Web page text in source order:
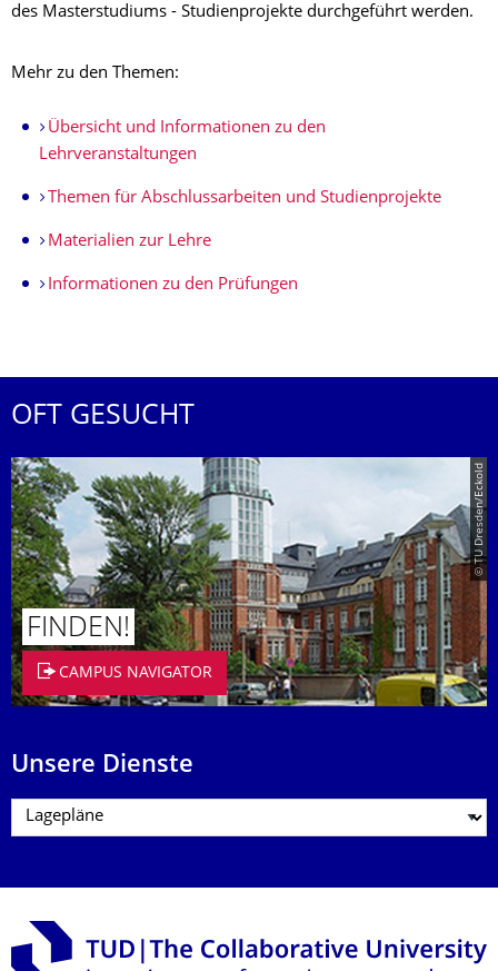
des Masterstudiums - Studienprojekte durchgeführt werden.
Mehr zu den Themen:
Übersicht und Informationen zu den
Lehrveranstaltungen
Themen für Abschlussarbeiten und Studienprojekte
Materialien zur Lehre
Informationen zu den Prüfungen
OFT GESUCHT
© TU Dresden/Eckold
FINDEN!
CAMPUS NAVIGATOR
Unsere Dienste